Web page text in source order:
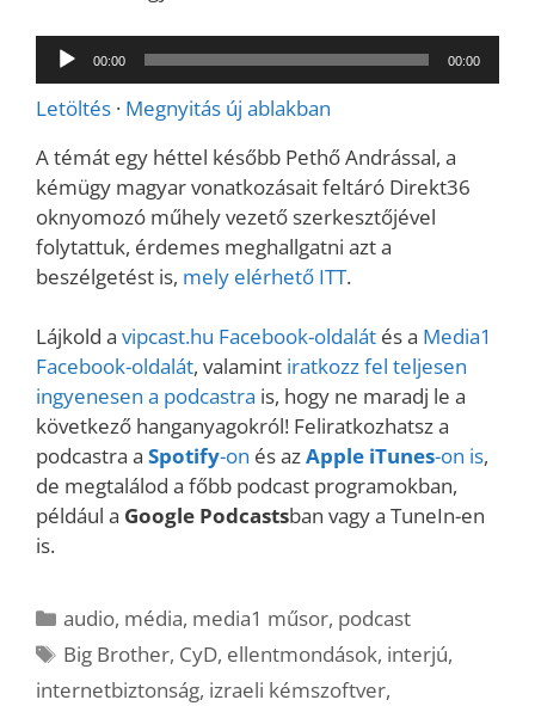
Audió
lejátszó
00:00 00:00
Letöltés · Megnyitás új ablakban
A témát egy héttel később Pethő Andrással, a
kémügy magyar vonatkozásait feltáró Direkt36
oknyomozó műhely vezető szerkesztőjével
folytattuk, érdemes meghallgatni azt a
beszélgetést is, mely elérhető ITT.
Lájkold a vipcast.hu Facebook-oldalát és a Media1
Facebook-oldalát, valamint iratkozz fel teljesen
ingyenesen a podcastra is, hogy ne maradj le a
következő hanganyagokról! Feliratkozhatsz a
podcastra a Spotify-on és azApple iTunes-on is,
de megtalálod a főbb podcast programokban,
például a Google Podcastsban vagy a TuneIn-en
is.
Kategória
audio, média, media1 műsor, podcast
Címkék
Big Brother, CyD, ellentmondások, interjú,
internetbiztonság, izraeli kémszoftver,